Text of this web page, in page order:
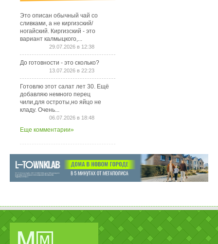
Это описан обычный чай со
сливками, а не киргизский/
ногайский. Киргизский - это
вариант калмыцкого,...
29.07.2026 в 12:38
До готовности - это сколько?
13.07.2026 в 22:23
Готовлю этот салат лет 30. Ещё
добавляю немного перец
чили,для остроты,но яйцо не
кладу. Очень...
06.07.2026 в 18:48
Еще комментарии»